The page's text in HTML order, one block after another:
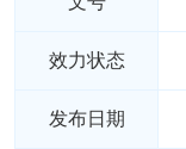
效力状态
发布日期